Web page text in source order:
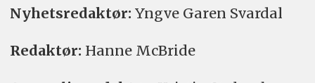
Nyhetsredaktør: Yngve Garen Svardal
Redaktør: Hanne McBride